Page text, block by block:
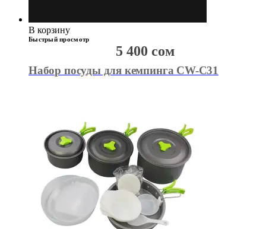
В корзину
Быстрый просмотр
Набор посуды для кемпинга CW-C31
5 400 сом